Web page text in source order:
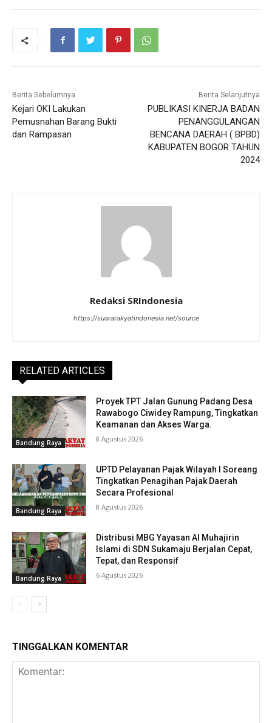
Berita Sebelumnya
Kejari OKI Lakukan
Pemusnahan Barang Bukti
dan Rampasan
Berita Selanjutnya
PUBLIKASI KINERJA BADAN
PENANGGULANGAN
BENCANA DAERAH ( BPBD)
KABUPATEN BOGOR TAHUN
2024
Redaksi SRIndonesia
https://suararakyatindonesia.net/source
RELATED ARTICLES
Bandung Raya
Proyek TPT Jalan Gunung Padang Desa
Rawabogo Ciwidey Rampung, Tingkatkan
Keamanan dan Akses Warga.
8 Agustus 2026
Bandung Raya
UPTD Pelayanan Pajak Wilayah I Soreang
Tingkatkan Penagihan Pajak Daerah
Secara Profesional
8 Agustus 2026
Bandung Raya
Distribusi MBG Yayasan Al Muhajirin
Islami di SDN Sukamaju Berjalan Cepat,
Tepat, dan Responsif
6 Agustus 2026
TINGGALKAN KOMENTAR